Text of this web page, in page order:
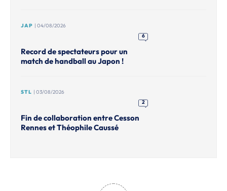
JAP | 04/08/2026
6
Record de spectateurs pour un
match de handball au Japon !
STL | 03/08/2026
2
Fin de collaboration entre Cesson
Rennes et Théophile Caussé